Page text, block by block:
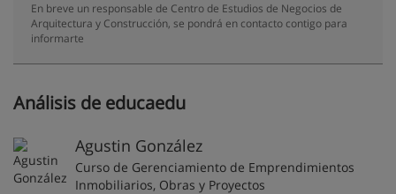
En breve un responsable de Centro de Estudios de Negocios de
Arquitectura y Construcción, se pondrá en contacto contigo para
informarte
Análisis de educaedu
Agustin González
Curso de Gerenciamiento de Emprendimientos
Inmobiliarios, Obras y Proyectos